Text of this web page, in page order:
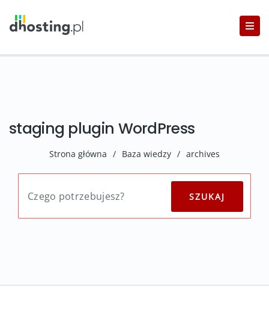
staging plugin WordPress
Strona główna / Baza wiedzy / archives